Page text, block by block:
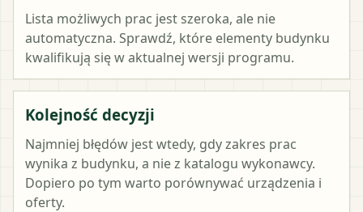
Lista możliwych prac jest szeroka, ale nie
automatyczna. Sprawdź, które elementy budynku
kwalifikują się w aktualnej wersji programu.
Kolejność decyzji
Najmniej błędów jest wtedy, gdy zakres prac
wynika z budynku, a nie z katalogu wykonawcy.
Dopiero po tym warto porównywać urządzenia i
oferty.